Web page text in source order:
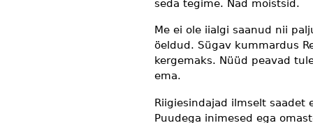
seda tegime. Nad mõistsid.
Me ei ole iialgi saanud nii
öeldud. Sügav kummardus
kergemaks. Nüüd peavad
ema.
Riigiesindajad ilmselt
Puudega inimesed ega